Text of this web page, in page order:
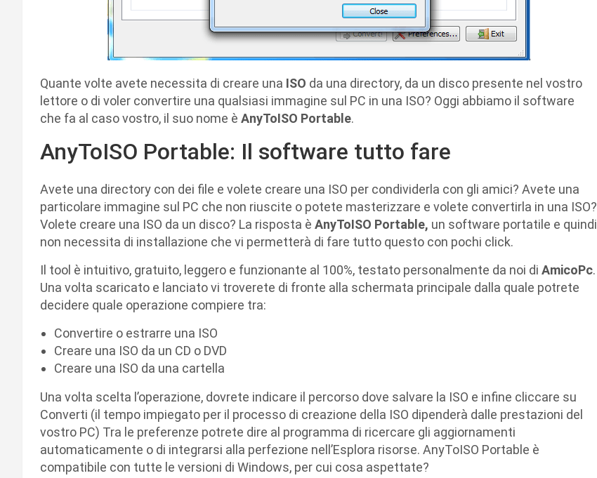
Quante volte avete necessita di creare una ISO da una directory, da un disco presente nel vostro
lettore o di voler convertire una qualsiasi immagine sul PC in una ISO? Oggi abbiamo il software
che fa al caso vostro, il suo nome è AnyToISO Portable.
AnyToISO Portable: Il software tutto fare
Avete una directory con dei file e volete creare una ISO per condividerla con gli amici? Avete una
particolare immagine sul PC che non riuscite o potete masterizzare e volete convertirla in una ISO?
Volete creare una ISO da un disco? La risposta è AnyToISO Portable, un software portatile e quindi
non necessita di installazione che vi permetterà di fare tutto questo con pochi click.
Il tool è intuitivo, gratuito, leggero e funzionante al 100%, testato personalmente da noi di AmicoPc.
Una volta scaricato e lanciato vi troverete di fronte alla schermata principale dalla quale potrete
decidere quale operazione compiere tra:
Convertire o estrarre una ISO
Creare una ISO da un CD o DVD
Creare una ISO da una cartella
Una volta scelta l’operazione, dovrete indicare il percorso dove salvare la ISO e infine cliccare su
Converti (il tempo impiegato per il processo di creazione della ISO dipenderà dalle prestazioni del
vostro PC) Tra le preferenze potrete dire al programma di ricercare gli aggiornamenti
automaticamente o di integrarsi alla perfezione nell’Esplora risorse. AnyToISO Portable è
compatibile con tutte le versioni di Windows, per cui cosa aspettate?